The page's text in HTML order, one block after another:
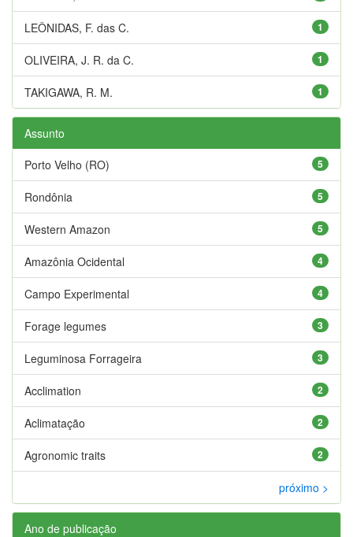
1
LEÔNIDAS, F. das C.
1
OLIVEIRA, J. R. da C.
1
TAKIGAWA, R. M.
Assunto
5
Porto Velho (RO)
5
Rondônia
5
Western Amazon
4
Amazônia Ocidental
4
Campo Experimental
3
Forage legumes
3
Leguminosa Forrageira
2
Acclimation
2
Aclimatação
2
Agronomic traits
próximo >
Ano de publicação